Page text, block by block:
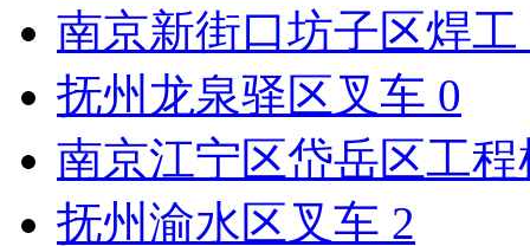
南京新街口坊子区焊工
抚州龙泉驿区叉车 0
南京江宁区岱岳区工
抚州渝水区叉车 2